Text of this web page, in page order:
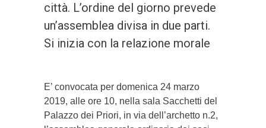
città. L’ordine del giorno prevede
un’assemblea divisa in due parti.
Si inizia con la relazione morale
E’ convocata per domenica 24 marzo
2019, alle ore 10, nella sala Sacchetti del
Palazzo dei Priori, in via dell’archetto n.2,